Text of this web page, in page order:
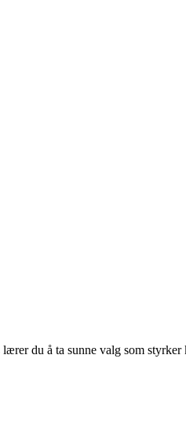
du å ta sunne valg som